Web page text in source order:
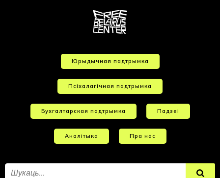
Юрыдычная падтрымка
Псіхалагічная падтрымка
Бухгалтарская падтрымка Падзеі
Аналітыка Пра нас